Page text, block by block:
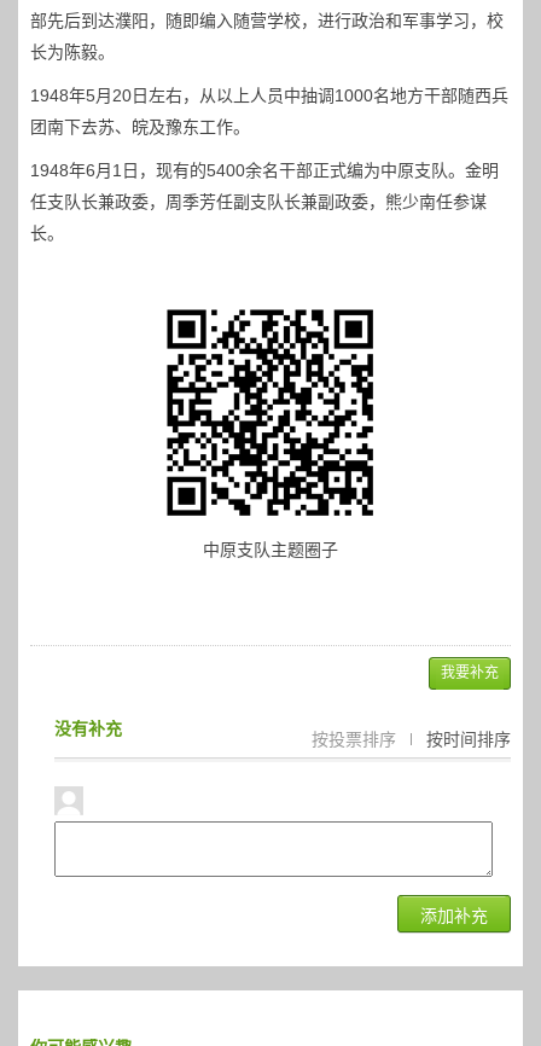
部先后到达濮阳，随即编入随营学校，进行政治和军事学习，校
长为陈毅。
1948年5月20日左右，从以上人员中抽调1000名地方干部随西兵
团南下去苏、皖及豫东工作。
1948年6月1日，现有的5400余名干部正式编为中原支队。金明
任支队长兼政委，周季芳任副支队长兼副政委，熊少南任参谋
长。
中原支队主题圈子
我要补充
没有补充
按投票排序 | 按时间排序